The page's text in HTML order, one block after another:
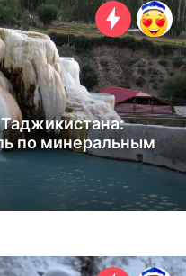
по минеральным